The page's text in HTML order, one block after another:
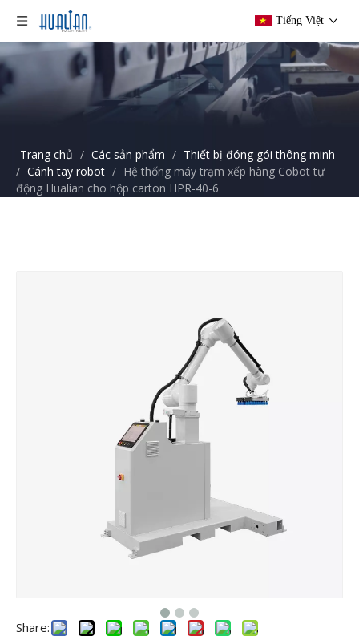
Tiếng Việt
Trang chủ / Các sản phẩm / Thiết bị đóng gói thông minh
/ Cánh tay robot / Hệ thống máy trạm xếp hàng Cobot tự
động Hualian cho hộp carton HPR-40-6
Share: